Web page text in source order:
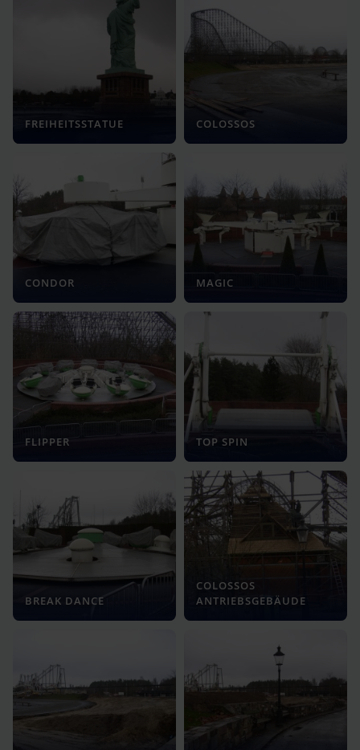
FREIHEITSSTATUE COLOSSOS
CONDOR MAGIC
FLIPPER TOP SPIN
BREAK DANCE
COLOSSOS
ANTRIEBSGEBÄUDE